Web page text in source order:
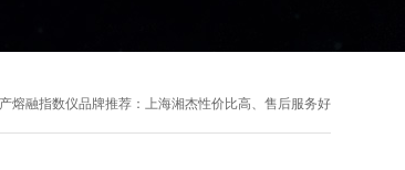
熔融指数仪品牌推荐：上海湘杰性价比高、售后服务好